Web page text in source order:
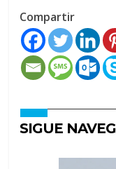
Compartir
SIGUE